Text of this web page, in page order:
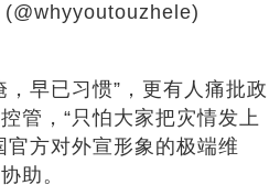
(@whyyoutouzhele)
早已习惯”，更有人痛批政
管，“只怕大家把灾情发上
官方对外宣形象的极端维
助。